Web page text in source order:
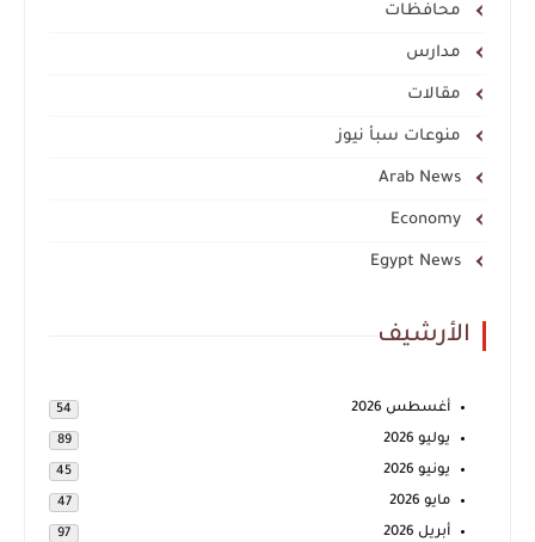
محافظات
مدارس
مقالات
منوعات سبأ نيوز
Arab News
Economy
Egypt News
الأرشيف
أغسطس 2026 54
يوليو 2026 89
يونيو 2026 45
مايو 2026 47
أبريل 2026 97